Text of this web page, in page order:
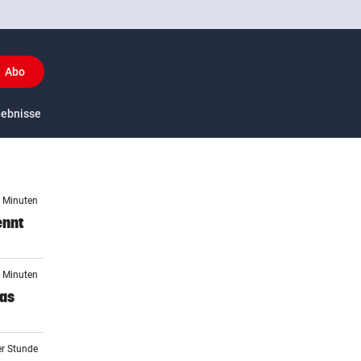
Abo
US-Sport
Minuten
Minuten
Stunde